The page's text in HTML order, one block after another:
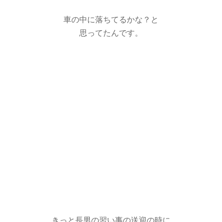
車の中に落ちてるかな？と
思ってたんです。
きっと長男の習い事の送迎の時に